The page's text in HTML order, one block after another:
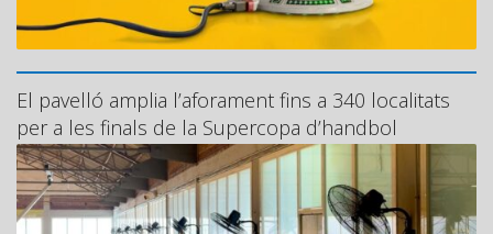
El pavelló amplia l’aforament fins a 340 localitats
per a les finals de la Supercopa d’handbol